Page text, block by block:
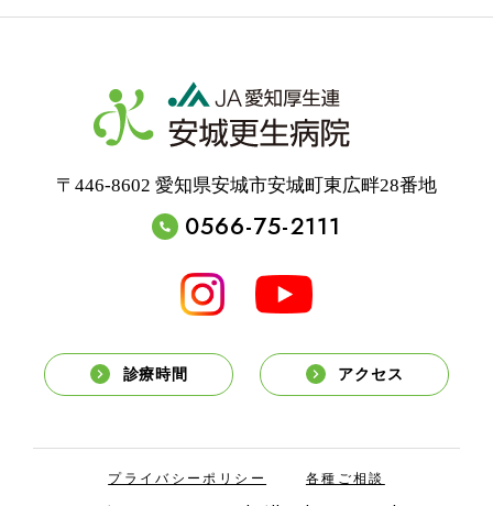
〒446-8602 愛知県安城市安城町東広畔28番地
0566-75-2111
診療時間 アクセス
プライバシーポリシー 各種ご相談